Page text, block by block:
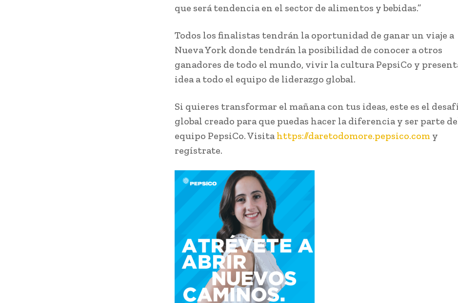
que será tendencia en el sector de alimentos y bebidas.”
Todos los finalistas tendrán la oportunidad de ganar un viaje a
Nueva York donde tendrán la posibilidad de conocer a otros
ganadores de todo el mundo, vivir la cultura PepsiCo y
idea a todo el equipo de liderazgo global.
Si quieres transformar el mañana con tus ideas, este es el
global creado para que puedas hacer la diferencia y ser parte
equipo PepsiCo. Visita https://daretodomore.pepsico.com y
regístrate.